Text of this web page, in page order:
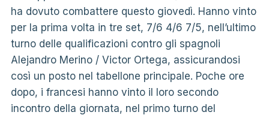
ha dovuto combattere questo giovedì. Hanno vinto
per la prima volta in tre set, 7/6 4/6 7/5, nell’ultimo
turno delle qualificazioni contro gli spagnoli
Alejandro Merino / Victor Ortega, assicurandosi
così un posto nel tabellone principale. Poche ore
dopo, i francesi hanno vinto il loro secondo
incontro della giornata, nel primo turno del